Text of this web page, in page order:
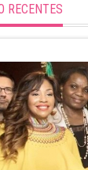
RECENTES